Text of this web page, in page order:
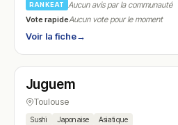
RANKEAT
Aucun avis par la communauté
Vote rapideAucun vote pour le moment
Voir la fiche→
N° 13
Juguem
Toulouse
Sushi Japonaise Asiatique